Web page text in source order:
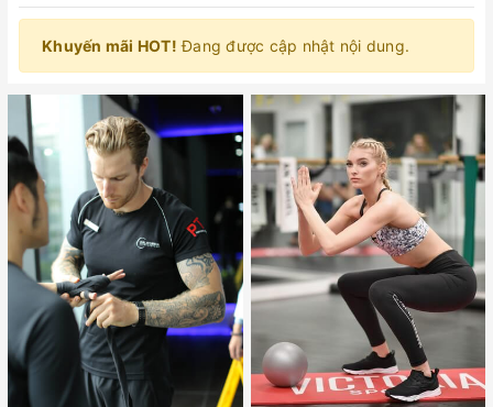
Khuyến mãi HOT! Đang được cập nhật nội dung.